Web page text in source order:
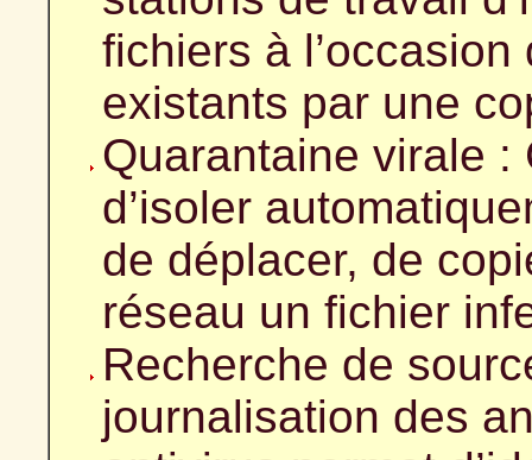
fichiers à
existants par une
Quarantaine virale :
d’isoler
de déplacer, de
réseau un fichier
Recherche de
journalisation des